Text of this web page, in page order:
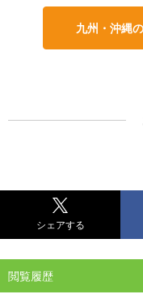
九州・沖縄
シェアする
閲覧履歴